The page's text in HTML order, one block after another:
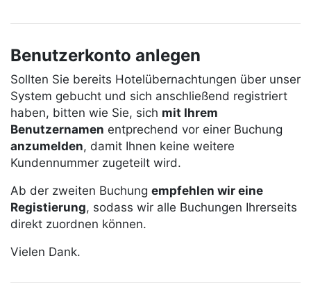
Benutzerkonto anlegen
Sollten Sie bereits Hotelübernachtungen über unser
System gebucht und sich anschließend registriert
haben, bitten wie Sie, sich mit Ihrem
Benutzernamen entprechend vor einer Buchung
anzumelden, damit Ihnen keine weitere
Kundennummer zugeteilt wird.
Ab der zweiten Buchung empfehlen wir eine
Registierung, sodass wir alle Buchungen Ihrerseits
direkt zuordnen können.
Vielen Dank.